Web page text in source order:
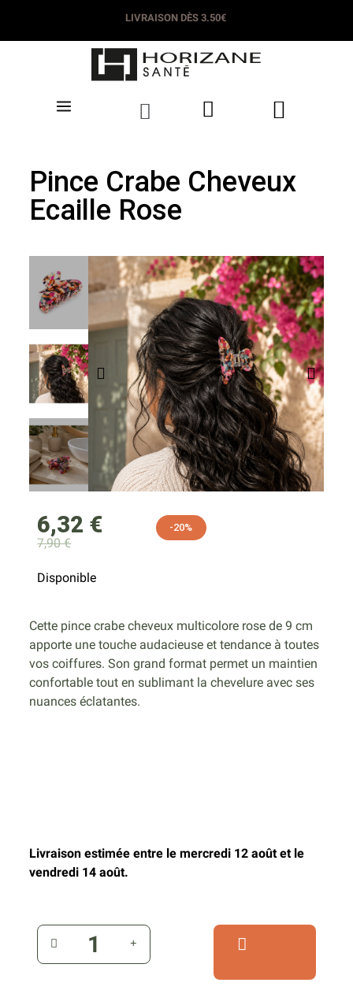
LIVRAISON DÈS 3.50€
Pince Crabe Cheveux
Ecaille Rose
7,90 €
6,32 € -20%
Disponible
Cette pince crabe cheveux multicolore rose de 9 cm
apporte une touche audacieuse et tendance à toutes
vos coiffures. Son grand format permet un maintien
confortable tout en sublimant la chevelure avec ses
nuances éclatantes.
Livraison estimée entre le mercredi 12 août et le
vendredi 14 août.